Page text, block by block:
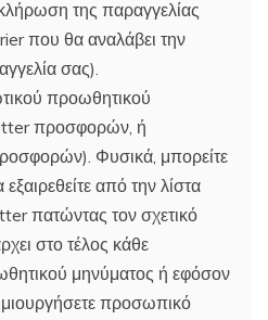
της παραγγελίας
που θα αναλάβει την
σας).
προωθητικού
προσφορών, ή
Φυσικά, μπορείτε
από την λίστα
πατώντας τον σχετικό
στο τέλος κάθε
μηνύματος ή εφόσον
προσωπικό